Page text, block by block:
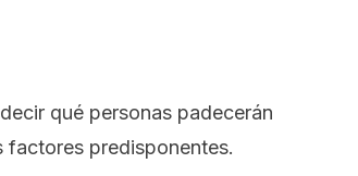
qué personas padecerán
factores predisponentes.